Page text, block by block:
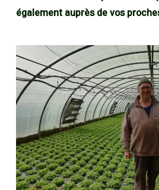
également auprès de vos